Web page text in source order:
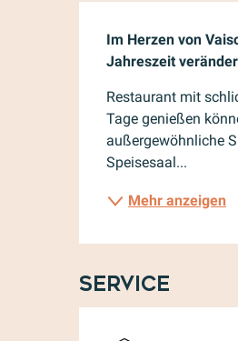
Im Herzen von
Jahreszeit
Restaurant mit
Tage genießen
außergewöhnliche
Speisesaal...
Mehr anzeigen
Service